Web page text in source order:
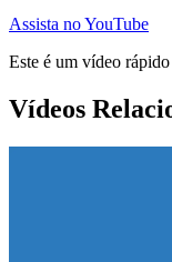
Assista no YouTube
Este é um vídeo
Vídeos